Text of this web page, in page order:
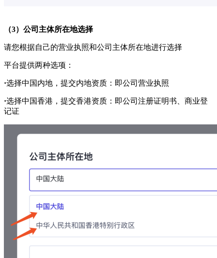
（3） 公司主体所在地选择
请您根据自己的营业执照和公司主体所在地进行选择
平台提供两种选项：
·选择中国内地，提交内地资质：即公司营业执照
·选择中国香港，提交香港资质：即公司注册证明书、商业登
记证